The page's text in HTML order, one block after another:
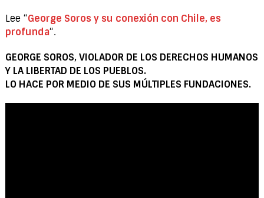
Lee “George Soros y su conexión con Chile, es
profunda“.
GEORGE SOROS, VIOLADOR DE LOS DERECHOS HUMANOS
Y LA LIBERTAD DE LOS PUEBLOS.
LO HACE POR MEDIO DE SUS MÚLTIPLES FUNDACIONES.